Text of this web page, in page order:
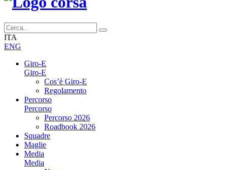
ITA
ENG
Giro-E
Giro-E
Cos’è Giro-E
Regolamento
Percorso
Percorso
Percorso 2026
Roadbook 2026
Squadre
Maglie
Media
Media